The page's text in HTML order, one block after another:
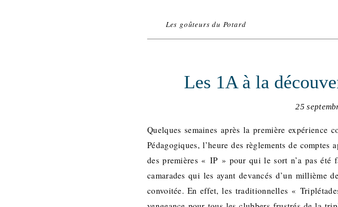
Les goûteurs du Potard
Les 1A à la
25
Quelques semaines après la première
Pédagogiques, l’heure des règlements de comptes
des premières « IP » pour qui le sort n’a pas
camarades qui les ayant devancés d’un millième
convoitée. En effet, les traditionnelles «